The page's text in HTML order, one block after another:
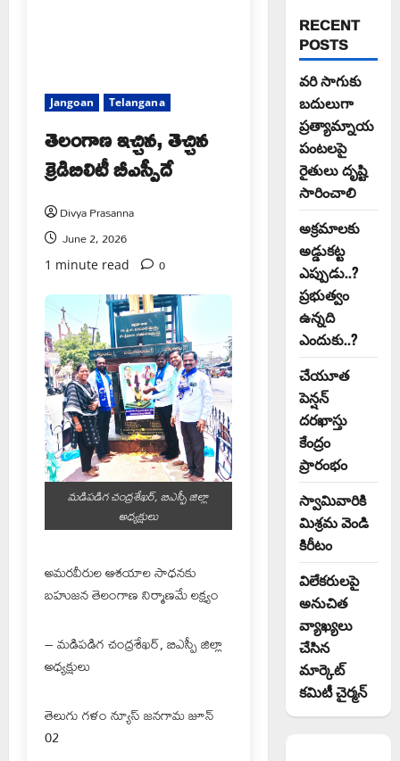
Jangoan Telangana
తెలంగాణ ఇచ్చిన, తెచ్చిన
క్రెడిబిలిటీ బీఎస్పీదే
Divya Prasanna
June 2, 2026
1 minute read 0
మడిపడిగ చంద్రశేఖర్, బిఎస్పీ జిల్లా
అధ్యక్షులు
అమరవీరుల ఆశయాల సాధనకు
బహుజన తెలంగాణ నిర్మాణమే లక్ష్యం
– మడిపడిగ చంద్రశేఖర్, బిఎస్పీ జిల్లా
అధ్యక్షులు
తెలుగు గళం న్యూస్ జనగామ జూన్
02
RECENT
POSTS
వరి సాగుకు
బదులుగా
ప్రత్యామ్నాయ
పంటలపై
రైతులు దృష్టి
సారించాలి
అక్రమాలకు
అడ్డుకట్ట
ఎప్పుడు..?
ప్రభుత్వం
ఉన్నది
ఎందుకు..?
చేయూత
పెన్షన్
దరఖాస్తు
కేంద్రం
ప్రారంభం
స్వామివారికి
మిశ్రమ వెండి
కిరీటం
విలేకరులపై
అనుచిత
వ్యాఖ్యలు
చేసిన
మార్కెట్
కమిటీ చైర్మన్‌